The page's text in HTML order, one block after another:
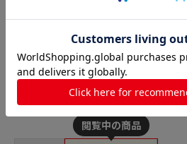
LDポリチャームバッグ 厚口表記